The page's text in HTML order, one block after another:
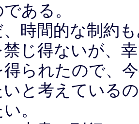
ある。
時間的な制約
じ得ないが、
得られたので、
と考えている
。